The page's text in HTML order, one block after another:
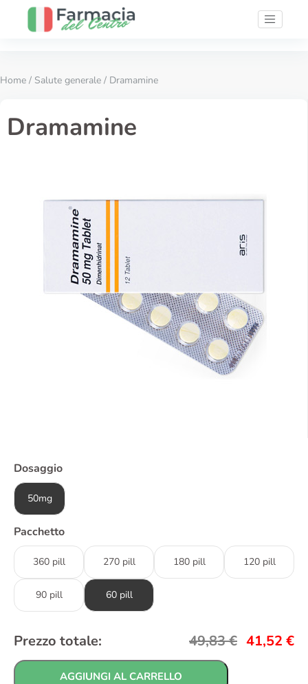
Home / Salute generale / Dramamine
Dramamine
Dosaggio
50mg
Pacchetto
360 pill 270 pill 180 pill 120 pill
90 pill 60 pill
Prezzo totale: 49,83€ 41,52 €
AGGIUNGI AL CARRELLO